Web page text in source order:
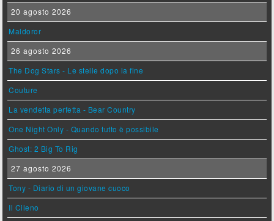
20 agosto 2026
Maldoror
26 agosto 2026
The Dog Stars - Le stelle dopo la fine
Couture
La vendetta perfetta - Bear Country
One Night Only - Quando tutto è possibile
Ghost: 2 Big To Rig
27 agosto 2026
Tony - Diario di un giovane cuoco
Il Cileno